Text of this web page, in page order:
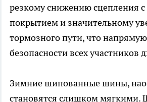
резкому снижению сцепления
покрытием и значительному
тормозного пути, что
безопасности всех участников
Зимние шипованные шины,
становятся слишком